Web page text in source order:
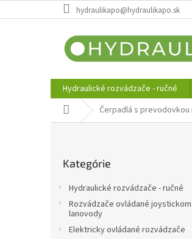
na
hydraulikapo@hydraulikapo.sk
Hydraulické rozvádzače - ručné
Domov Čerpadlá s prevodovkou
kategórie
Kategórie
Hydraulické rozvádzače - ručné
Rozvádzače ovládané
lanovody
Elektricky ovládané rozvádzače